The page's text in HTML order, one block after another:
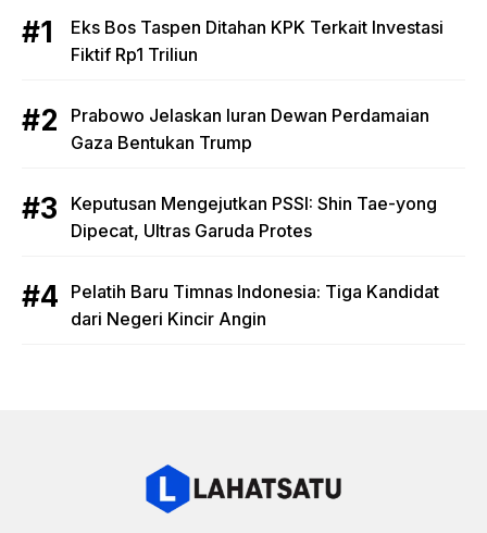
Eks Bos Taspen Ditahan KPK Terkait Investasi
Fiktif Rp1 Triliun
Prabowo Jelaskan Iuran Dewan Perdamaian
Gaza Bentukan Trump
Keputusan Mengejutkan PSSI: Shin Tae-yong
Dipecat, Ultras Garuda Protes
Pelatih Baru Timnas Indonesia: Tiga Kandidat
dari Negeri Kincir Angin